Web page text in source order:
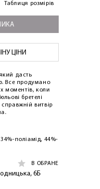
Таблиця розмірів
ЦІНИ
дасть
Все продумано
моментів, коли
бретелі
витвір
поліамід, 44%-
В ОБРАНЕ
6Б